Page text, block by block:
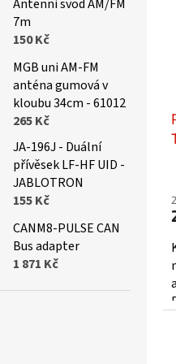
Antenni svod AM/FM
7m
150 Kč
MGB uni AM-FM
anténa gumová v
kloubu 34cm - 61012
265 Kč
JA-196J - Duální
přívěsek LF-HF UID -
JABLOTRON
155 Kč
CANM8-PULSE CAN
Bus adapter
1 871 Kč